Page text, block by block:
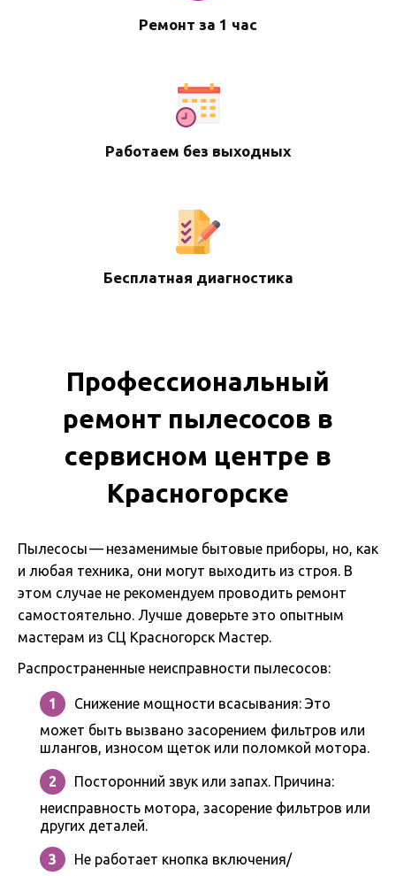
Ремонт за 1 час
Работаем без выходных
Бесплатная диагностика
Профессиональный
ремонт пылесосов в
сервисном центре в
Красногорске
Пылесосы — незаменимые бытовые приборы, но, как
и любая техника, они могут выходить из строя. В
этом случае не рекомендуем проводить ремонт
самостоятельно. Лучше доверьте это опытным
мастерам из СЦ Красногорск Мастер.
Распространенные неисправности пылесосов:
Снижение мощности всасывания: Это
может быть вызвано засорением фильтров или
шлангов, износом щеток или поломкой мотора.
Посторонний звук или запах. Причина:
неисправность мотора, засорение фильтров или
других деталей.
Не работает кнопка включения/